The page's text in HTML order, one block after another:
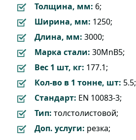
Толщина, мм: 6;
Ширина, мм: 1250;
Длина, мм: 3000;
Марка стали: 30MnB5;
Вес 1 шт, кг: 177.1;
Кол-во в 1 тонне, шт: 5.5;
Стандарт: EN 10083-3;
Тип: толстолистовой;
Доп. услуги: резка;